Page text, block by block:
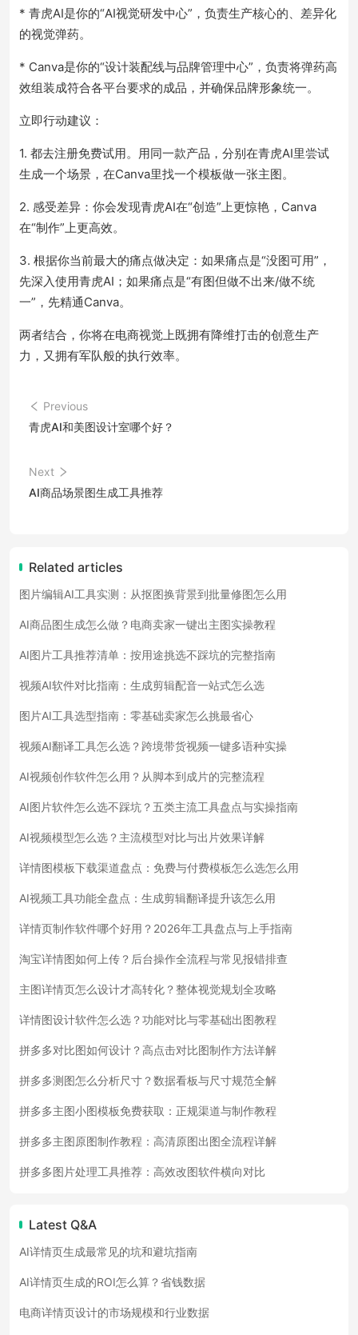
* 青虎AI是你的“AI视觉研发中心”，负责生产核心的、差异化
的视觉弹药。
* Canva是你的“设计装配线与品牌管理中心”，负责将弹药高
效组装成符合各平台要求的成品，并确保品牌形象统一。
立即行动建议：
1. 都去注册免费试用。用同一款产品，分别在青虎AI里尝试
生成一个场景，在Canva里找一个模板做一张主图。
2. 感受差异：你会发现青虎AI在“创造”上更惊艳，Canva
在“制作”上更高效。
3. 根据你当前最大的痛点做决定：如果痛点是“没图可用”，
先深入使用青虎AI；如果痛点是“有图但做不出来/做不统
一”，先精通Canva。
两者结合，你将在电商视觉上既拥有降维打击的创意生产
力，又拥有军队般的执行效率。
Previous
青虎AI和美图设计室哪个好？
Next
AI商品场景图生成工具推荐
Related articles
图片编辑AI工具实测：从抠图换背景到批量修图怎么用
AI商品图生成怎么做？电商卖家一键出主图实操教程
AI图片工具推荐清单：按用途挑选不踩坑的完整指南
视频AI软件对比指南：生成剪辑配音一站式怎么选
图片AI工具选型指南：零基础卖家怎么挑最省心
视频AI翻译工具怎么选？跨境带货视频一键多语种实操
AI视频创作软件怎么用？从脚本到成片的完整流程
AI图片软件怎么选不踩坑？五类主流工具盘点与实操指南
AI视频模型怎么选？主流模型对比与出片效果详解
详情图模板下载渠道盘点：免费与付费模板怎么选怎么用
AI视频工具功能全盘点：生成剪辑翻译提升该怎么用
详情页制作软件哪个好用？2026年工具盘点与上手指南
淘宝详情图如何上传？后台操作全流程与常见报错排查
主图详情页怎么设计才高转化？整体视觉规划全攻略
详情图设计软件怎么选？功能对比与零基础出图教程
拼多多对比图如何设计？高点击对比图制作方法详解
拼多多测图怎么分析尺寸？数据看板与尺寸规范全解
拼多多主图小图模板免费获取：正规渠道与制作教程
拼多多主图原图制作教程：高清原图出图全流程详解
拼多多图片处理工具推荐：高效改图软件横向对比
Latest Q&A
AI详情页生成最常见的坑和避坑指南
AI详情页生成的ROI怎么算？省钱数据
电商详情页设计的市场规模和行业数据